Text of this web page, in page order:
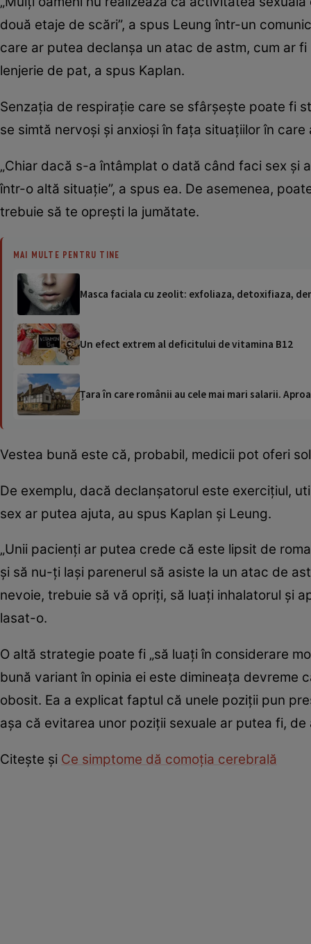
două etaje de scări”, a spus Leung într-un
care ar putea declanșa un atac de astm, cum ar
lenjerie de pat, a spus Kaplan.
Senzația de respirație care se sfârșește poate fi
se simtă nervoși și anxioși în fața situațiilor în
„Chiar dacă s-a întâmplat o dată când faci sex
într-o altă situație”, a spus ea. De asemenea,
trebuie să te oprești la jumătate.
MAI MULTE PENTRU TINE
Masca faciala cu zeolit: exfoliaza, detoxifiaza,
Un efect extrem al deficitului de vitamina B12
Țara în care românii au cele mai mari salarii.
Vestea bună este că, probabil, medicii pot oferi
De exemplu, dacă declanșatorul este exercițiul,
sex ar putea ajuta, au spus Kaplan și Leung.
„Unii pacienți ar putea crede că este lipsit de
și să nu-ți lași parenerul să asiste la un atac de
nevoie, trebuie să vă opriți, să luați inhalatorul și
lasat-o.
O altă strategie poate fi „să luați în considerare
bună variant în opinia ei este dimineața devreme
obosit. Ea a explicat faptul că unele poziții pun
așa că evitarea unor poziții sexuale ar putea fi,
Citește și Ce simptome dă comoția cerebrală